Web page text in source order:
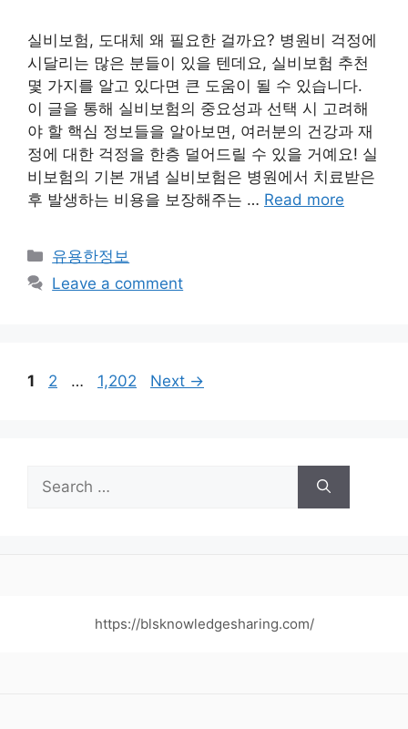
실비보험, 도대체 왜 필요한 걸까요? 병원비 걱정에
시달리는 많은 분들이 있을 텐데요, 실비보험 추천
몇 가지를 알고 있다면 큰 도움이 될 수 있습니다.
이 글을 통해 실비보험의 중요성과 선택 시 고려해
야 할 핵심 정보들을 알아보면, 여러분의 건강과 재
정에 대한 걱정을 한층 덜어드릴 수 있을 거예요! 실
비보험의 기본 개념 실비보험은 병원에서 치료받은
후 발생하는 비용을 보장해주는 … Read more
Categories
유용한정보
Leave a comment
Page
1 Page
2 … Page
1,202 Next →
Search
for:
https://blsknowledgesharing.com/